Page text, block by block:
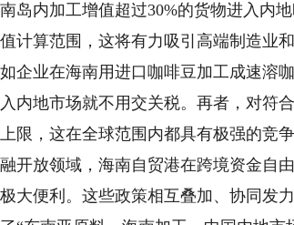
岛内加工增值超过30%的货物进入内
计算范围，这将有力吸引高端制造业
企业在海南用进口咖啡豆加工成速溶
内地市场就不用交关税。再者，对符
限，这在全球范围内都具有极强的竞
开放领域，海南自贸港在跨境资金自
大便利。这些政策相互叠加、协同发